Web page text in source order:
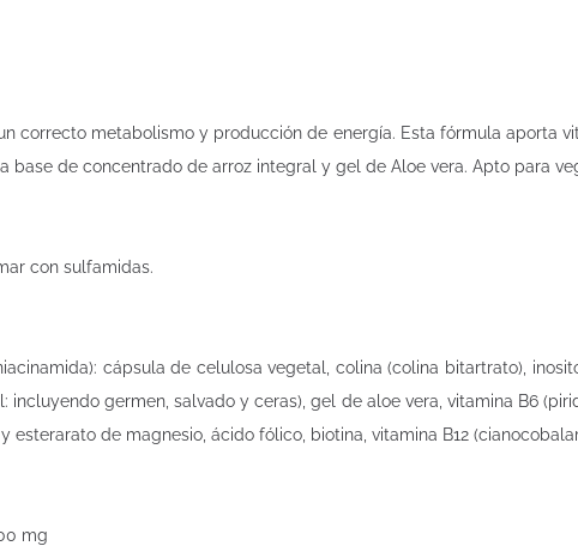
correcto metabolismo y producción de energía. Esta fórmula aporta
base de concentrado de arroz integral y gel de Aloe vera. Apto para
con sulfamidas.
cápsula de celulosa vegetal, colina (colina bitartrato),
germen, salvado y ceras), gel de aloe vera, vitamina B6
esterarato de magnesio, ácido fólico, biotina, vitamina B12
mg